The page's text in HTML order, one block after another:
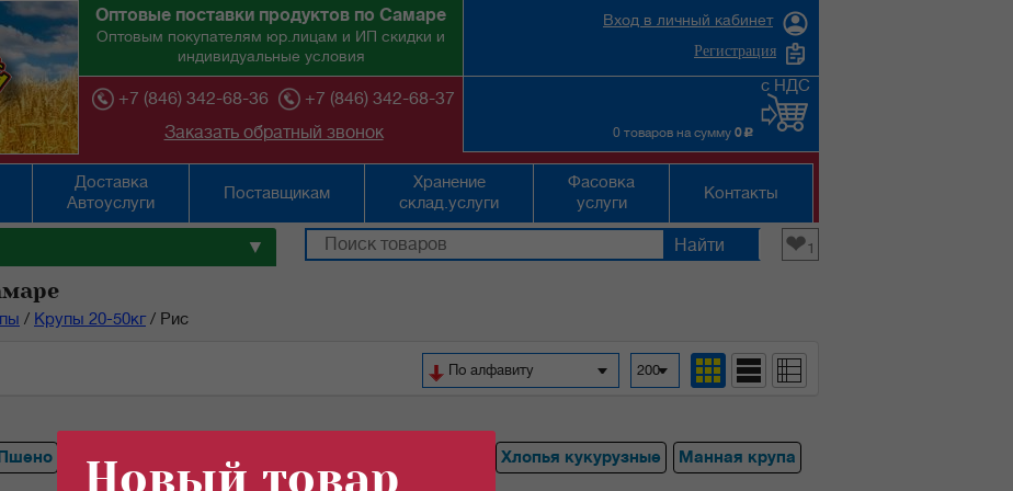
Оптовые поставки продуктов по Самаре
Оптовым покупателям юр.лицам и ИП скидки и
индивидуальные условия
+7 (846) 342-68-36
+7 (846) 342-68-37
Заказать обратный звонок
Вход в личный кабинет
Регистрация
0 товаров на сумму 0 c
с НДС
Доставка
Автоуслуги
Поставщикам
Хранение
склад.услуги
Фасовка
услуги
Контакты
▼ ❤1
/ Крупы 20-50кг/ Рис
200
По алфавиту
Горох Перловая крупа Хлопья кукурузные
Манная крупа